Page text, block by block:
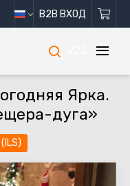
B2B ВХОД
Ярка.
дуга»
(ILS)